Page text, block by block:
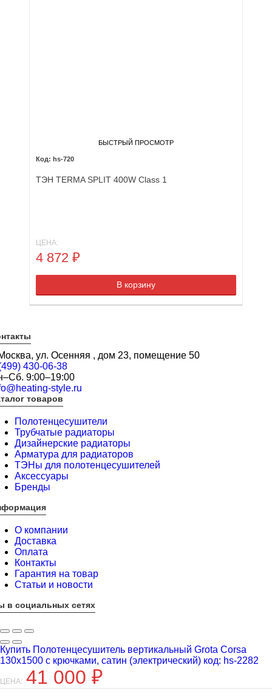
БЫСТРЫЙ ПРОСМОТР
hs-720
ТЭН TERMA SPLIT 400W Class 1
ЦЕНА:
4 872 ₽
В корзину
ул. Осенняя , дом 23, помещение 50
430-06-38
9:00–19:00
style.ru
товаров
Полотенцесушители
Трубчатые радиаторы
Дизайнерские радиаторы
Арматура для радиаторов
ТЭНы для полотенцесушителей
Аксессуары
Бренды
О компании
Доставка
Оплата
Контакты
Гарантия на товар
Статьи и новости
в социальных сетях
Купить Полотенцесушитель вертикальный Grota Corsa
130x1500 с крючками, сатин (электрический) код: hs-2282
ЦЕНА: 41 000 ₽